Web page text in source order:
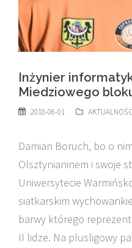
Inżynier
Miedziowego
2018-06-01
Damian Boruch, bo o
Olsztynianinem i swoje
Uniwersytecie
siatkarskim
barwy którego
II lidze. Na plusligowy